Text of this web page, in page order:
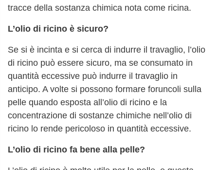
tracce della sostanza chimica nota come ricina.
L’olio di ricino è sicuro?
Se si è incinta e si cerca di indurre il travaglio, l’olio
di ricino può essere sicuro, ma se consumato in
quantità eccessive può indurre il travaglio in
anticipo. A volte si possono formare foruncoli sulla
pelle quando esposta all’olio di ricino e la
concentrazione di sostanze chimiche nell’olio di
ricino lo rende pericoloso in quantità eccessive.
L’olio di ricino fa bene alla pelle?